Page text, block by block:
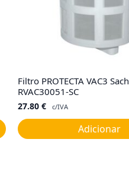
Filtro PROTECTA VAC3 Sach
RVAC30051-SC
27.80 € c/IVA
Adicionar